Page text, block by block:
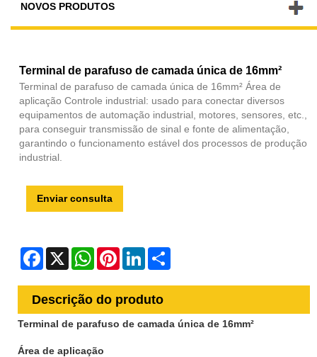
NOVOS PRODUTOS
Terminal de parafuso de camada única de 16mm²
Terminal de parafuso de camada única de 16mm² Área de
aplicação Controle industrial: usado para conectar diversos
equipamentos de automação industrial, motores, sensores, etc.,
para conseguir transmissão de sinal e fonte de alimentação,
garantindo o funcionamento estável dos processos de produção
industrial.
Enviar consulta
Facebook
X WhatsAppPinterestLinkedIn
Descrição do produto
Terminal de parafuso de camada única de 16mm²
Área de aplicação